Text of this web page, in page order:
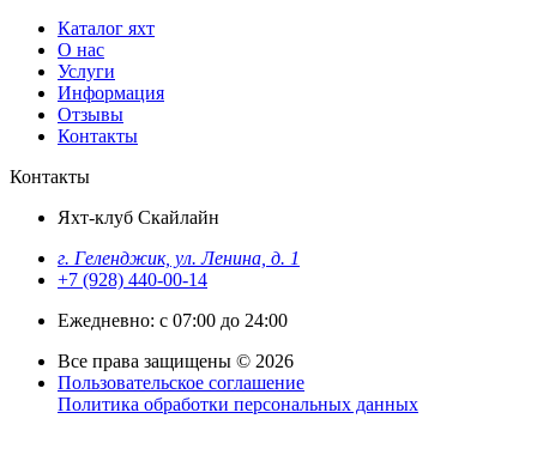
Каталог яхт
О нас
Услуги
Информация
Отзывы
Контакты
Контакты
Яхт-клуб Скайлайн
г. Геленджик, ул. Ленина, д. 1
+7 (928) 440-00-14
Ежедневно: с 07:00 до 24:00
Все права защищены © 2026
Пользовательское соглашение
Политика обработки персональных данных